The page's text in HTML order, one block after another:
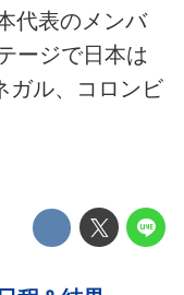
代表のメンバ
ージで日本は
ガル、コロンビ